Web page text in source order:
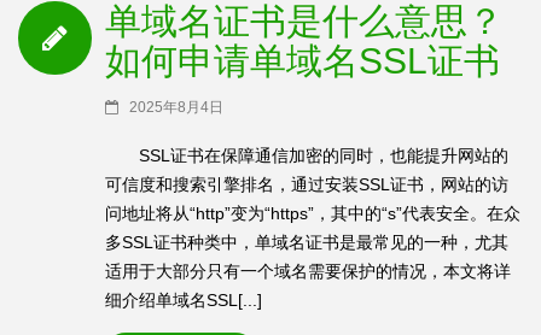
单域名证书是什么意思？
如何申请单域名SSL证书
2025年8月4日
SSL证书在保障通信加密的同时，也能提升网站的
可信度和搜索引擎排名，通过安装SSL证书，网站的访
问地址将从“http”变为“https”，其中的“s”代表安全。在众
多SSL证书种类中，单域名证书是最常见的一种，尤其
适用于大部分只有一个域名需要保护的情况，本文将详
细介绍单域名SSL[...]